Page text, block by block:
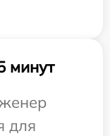
минут
для